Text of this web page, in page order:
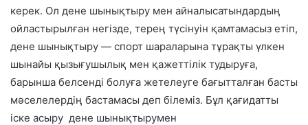
керек. Ол дене шынықтыру мен айналысатындардың
ойластырылған негізде, терең түсінуін қамтамасыз етіп,
дене шынықтыру — спорт шараларына тұрақты үлкен
шынайы қызығушылық мен қажеттілік тудыруға,
барынша белсенді болуға жетелеуге бағытталған басты
мәселелердің бастамасы деп білеміз. Бұл қағидатты
іске асыру дене шынықтырумен